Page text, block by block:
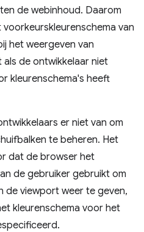
de webinhoud. Daarom
van
het weergeven van
de ontwikkelaar niet
kleurenschema's heeft
er niet van om
te beheren. Het
dat de browser het
de gebruiker gebruikt om
de viewport weer te geven,
kleurenschema voor het